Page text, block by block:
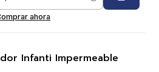
ahora
Infanti Impermeable